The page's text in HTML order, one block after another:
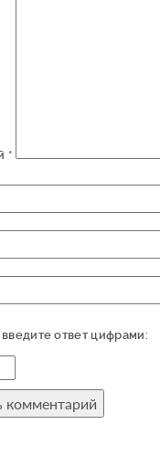
*
ответ цифрами: